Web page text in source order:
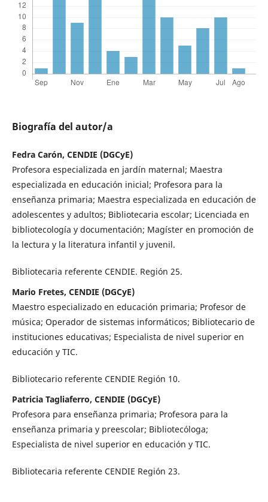
Biografía del autor/a
Fedra Carón, CENDIE (DGCyE)
Profesora especializada en jardín maternal; Maestra
especializada en educación inicial; Profesora para la
enseñanza primaria; Maestra especializada en educación de
adolescentes y adultos; Bibliotecaria escolar; Licenciada en
bibliotecología y documentación; Magíster en promoción de
la lectura y la literatura infantil y juvenil.
Bibliotecaria referente CENDIE. Región 25.
Mario Fretes, CENDIE (DGCyE)
Maestro especializado en educación primaria; Profesor de
música; Operador de sistemas informáticos; Bibliotecario de
instituciones educativas; Especialista de nivel superior en
educación y TIC.
Bibliotecario referente CENDIE Región 10.
Patricia Tagliaferro, CENDIE (DGCyE)
Profesora para enseñanza primaria; Profesora para la
enseñanza primaria y preescolar; Bibliotecóloga;
Especialista de nivel superior en educación y TIC.
Bibliotecaria referente CENDIE Región 23.